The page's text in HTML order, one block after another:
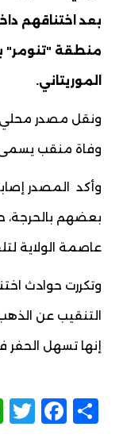
بعد اختناقهم
منطقة "تنومر"
الموريتاني.
ونقل مصدر محلي
وفاة منقب يسمى
وأكد المصدر
بعضهم بالحرجة،
عاصمة الولاية
وتكررت حوادث
التنقيب عن
إنها تسهل
Share